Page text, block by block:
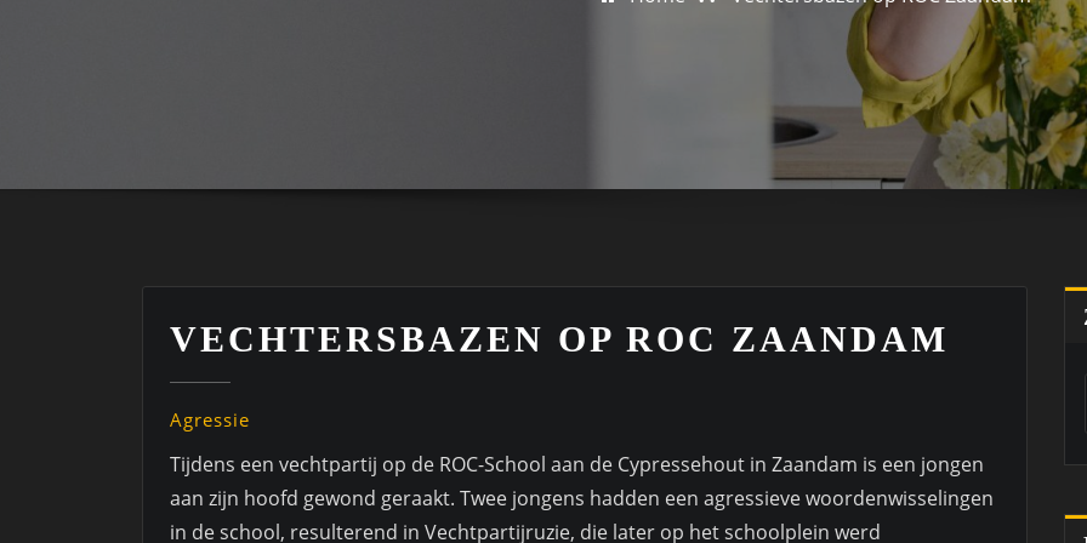
VECHTERSBAZEN OP ROC ZAANDAM
Agressie
Tijdens een vechtpartij op de ROC-School aan de Cypressehout in Zaandam is een jongen
aan zijn hoofd gewond geraakt. Twee jongens hadden een agressieve woordenwisselingen
in de school, resulterend in Vechtpartijruzie, die later op het schoolplein werd